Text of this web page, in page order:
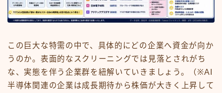
この巨大な特需の中で、具体的にどの企業へ資金が向か
うのか。表面的なスクリーニングでは見落とされがち
な、実態を伴う企業群を紐解いていきましょう。（※AI
半導体関連の企業は成長期待から株価が大きく上昇して